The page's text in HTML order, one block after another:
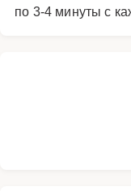
по 3-4 минуты с